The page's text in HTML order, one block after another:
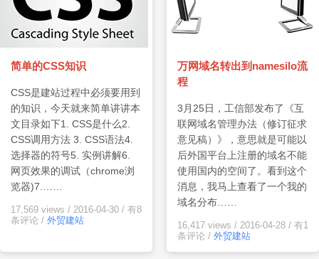
简单的CSS知识
CSS是建站过程中必须要用到
的知识，今天就来简单讲讲本
文目录如下1. CSS是什么2.
CSS调用方法 3. CSS语法4.
选择器的符号5. 实例讲解6.
网页效果的调试（chrome浏
览器)7.……
17,569 views / 2016-04-30 / 有8
条评论 / 外贸建站
万网域名转出到namesilo流
程
3月25日，工信部发布了《互
联网域名管理办法（修订征求
意见稿）》，意思就是可能以
后外国平台上注册的域名不能
使用国内的空间了。看到这个
消息，我马上查看了一个我的
域名分布……
16,417 views / 2016-04-28 / 有1
条评论 / 外贸建站